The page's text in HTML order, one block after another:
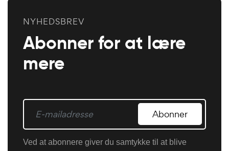
NYHEDSBREV
Abonner for at lære
mere
Abonner
Ved at abonnere giver du samtykke til at blive